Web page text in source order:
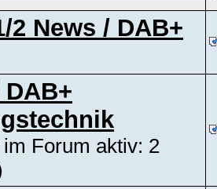
2 News / DAB+
DAB+
Forum aktiv: 2